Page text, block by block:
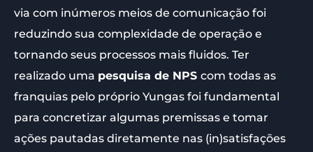
via com inúmeros meios de comunicação foi
reduzindo sua complexidade de operação e
tornando seus processos mais fluidos. Ter
realizado uma pesquisa de NPS com todas as
franquias pelo próprio Yungas foi fundamental
para concretizar algumas premissas e tomar
ações pautadas diretamente nas (in)satisfações